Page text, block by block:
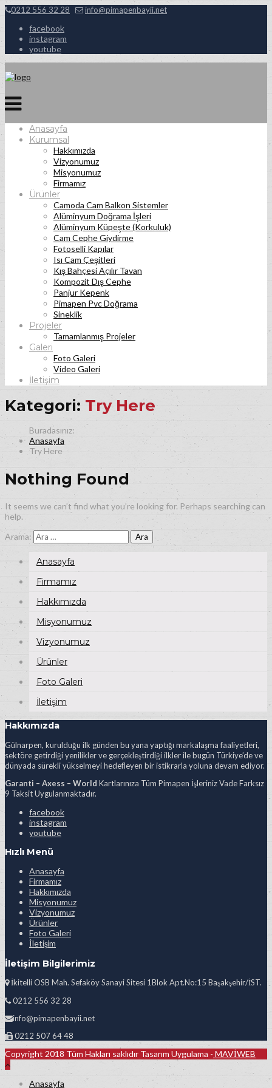
0212 556 32 28 info@pimapenbayii.net
facebook
instagram
youtube
Anasayfa
Kurumsal
Hakkımızda
Vizyonumuz
Misyonumuz
Firmamız
Ürünler
Camoda Cam Balkon Sistemler
Alüminyum Doğrama İşleri
Alüminyum Küpeşte (Korkuluk)
Cam Cephe Giydirme
Fotoselli Kapılar
Isı Cam Çeşitleri
Kış Bahçesi Açılır Tavan
Kompozit Dış Cephe
Panjur Kepenk
Pimapen Pvc Doğrama
Sineklik
Projeler
Tamamlanmış Projeler
Galeri
Foto Galeri
Video Galeri
İletişim
Kategori: Try Here
Anasayfa
Try Here
Nothing Found
It seems we can’t find what you’re looking for. Perhaps searching can
help.
Arama:
Anasayfa
Firmamız
Hakkımızda
Misyonumuz
Vizyonumuz
Ürünler
Foto Galeri
İletişim
Hakkımızda
Gülnarpen, kurulduğu ilk günden bu yana yaptığı markalaşma faaliyetleri,
sektöre getirdiği yenilikler ve gerçekleştirdiği ilkler ile bugün Türkiye’de ve
dünyada sürekli yükselmeyi hedefleyen bir istikrarla yoluna devam ediyor.
Garanti – Axess – World Kartlarınıza Tüm Pimapen İşleriniz Vade Farksız
9 Taksit Uygulanmaktadır.
facebook
instagram
youtube
Hızlı Menü
Anasayfa
Firmamız
Hakkımızda
Misyonumuz
Vizyonumuz
Ürünler
Foto Galeri
İletişim
İletişim Bilgilerimiz
İkitelli OSB Mah. Sefaköy Sanayi Sitesi 1Blok Apt.No:15 Başakşehir/İST.
0212 556 32 28
info@pimapenbayii.net
0212 507 64 48
Copyright 2018 Tüm Hakları saklıdır Tasarım Uygulama - MAVİWEB
Anasayfa